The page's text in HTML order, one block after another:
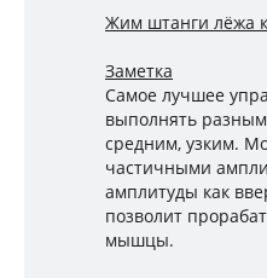
Жим штанги лёжа
Заметка
Самое лучшее
выполнять
средним, узким.
частичными
амплитуды как
позволит
мышцы.